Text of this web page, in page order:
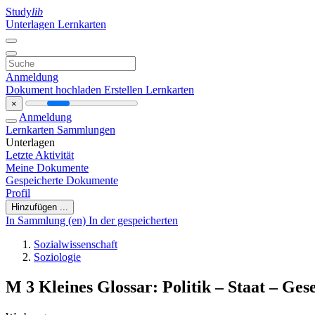
Studylib
Unterlagen Lernkarten
Anmeldung
Dokument hochladen Erstellen Lernkarten
×
Anmeldung
Lernkarten Sammlungen
Unterlagen
Letzte Aktivität
Meine Dokumente
Gespeicherte Dokumente
Profil
Hinzufügen ...
In Sammlung (en) In der gespeicherten
Sozialwissenschaft
Soziologie
M 3 Kleines Glossar: Politik – Staat –